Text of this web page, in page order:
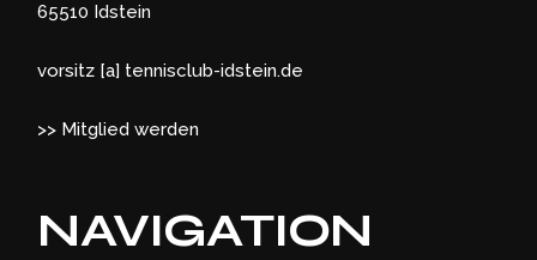
65510 Idstein
vorsitz [a] tennisclub-idstein.de
>> Mitglied werden
NAVIGATION